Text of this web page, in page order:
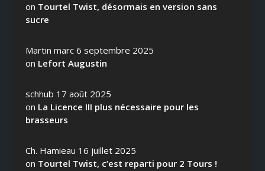
on Tourtel Twist, désormais en version sans
sucre
Martin marc 6 septembre 2025
on Lefort Augustin
schhub 17 août 2025
on La Licence III plus nécessaire pour les
brasseurs
Ch. Hamieau 16 juillet 2025
on Tourtel Twist, c’est reparti pour 2 Tours !